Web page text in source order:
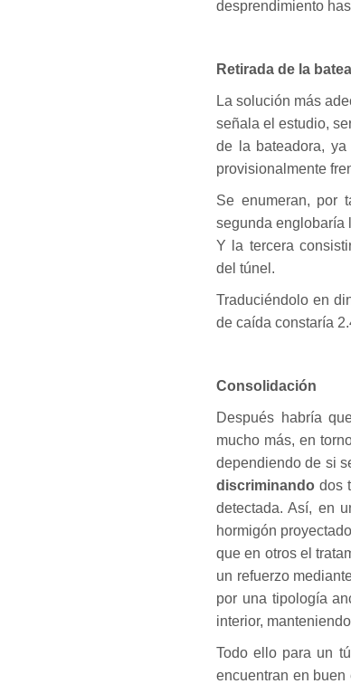
desprendimiento
Retirada de la
La solución más
señala el estudio,
de la bateadora,
provisionalmente
Se enumeran, por
segunda englobaría
Y la tercera
del túnel.
Traduciéndolo en
de caída constaría
Consolidación
Después habría
mucho más, en
dependiendo de si
discriminando dos
detectada. Así, en
hormigón
que en otros el
un refuerzo
por una tipología
interior,
Todo ello para un
encuentran en buen